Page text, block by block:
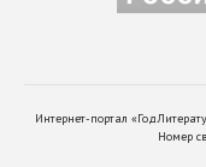
Интернет-портал
Номер